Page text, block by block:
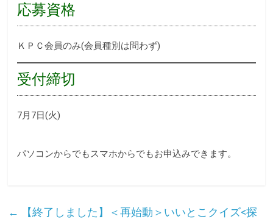
応募資格
ＫＰＣ会員のみ(会員種別は問わず)
受付締切
7月7日(火)
パソコンからでもスマホからでもお申込みできます。
←
【終了しました】＜再始動＞いいとこクイズ<探